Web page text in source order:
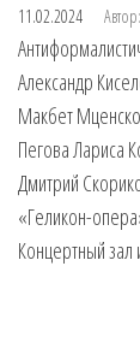
11.02.2024 Автор:
Александр
Макбет
Пегова Лариса
Дмитрий
«Геликон-
Концертный